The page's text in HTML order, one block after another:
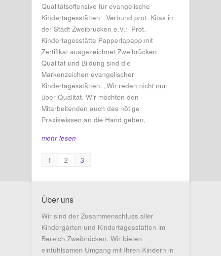
Qualitätsoffensive für evangelische
Kindertagesstätten Verbund prot. Kitas in
der Stadt Zweibrücken e.V.: Prot.
Kindertagesstätte Papperlapapp mit
Zertifikat ausgezeichnet Zweibrücken
Qualität und Bildung sind die
Markenzeichen evangelischer
Kindertagesstätten. „Wir reden nicht nur
über Qualität. Wir möchten den
Mitarbeitenden auch das nötige
Praxiswissen an die Hand geben,
mehr lesen
1 2 3
Über uns
Wir sind der Zusammenschluss aller
Kindergärten und Kindertagesstätten im
Bereich Zweibrücken. Wir bieten
einfühlsamen Umgang mit Ihren Kindern in